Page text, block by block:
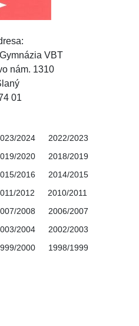
VBT
nám. 1310
01
2024
2022/2023
2020
2018/2019
2016
2014/2015
2012
2010/2011
2008
2006/2007
2004
2002/2003
2000
1998/1999